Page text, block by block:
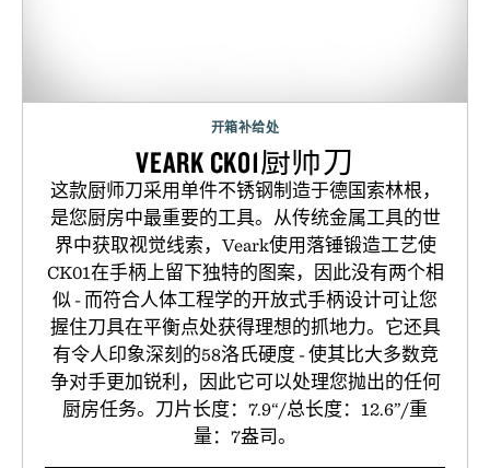
开箱补给处
VEARK CK01厨师刀
这款厨师刀采用单件不锈钢制造于德国索林根，
是您厨房中最重要的工具。从传统金属工具的世
界中获取视觉线索，Veark使用落锤锻造工艺使
CK01在手柄上留下独特的图案，因此没有两个相
似 - 而符合人体工程学的开放式手柄设计可让您
握住刀具在平衡点处获得理想的抓地力。它还具
有令人印象深刻的58洛氏硬度 - 使其比大多数竞
争对手更加锐利，因此它可以处理您抛出的任何
厨房任务。刀片长度：7.9“/总长度：12.6”/重
量：7盎司。